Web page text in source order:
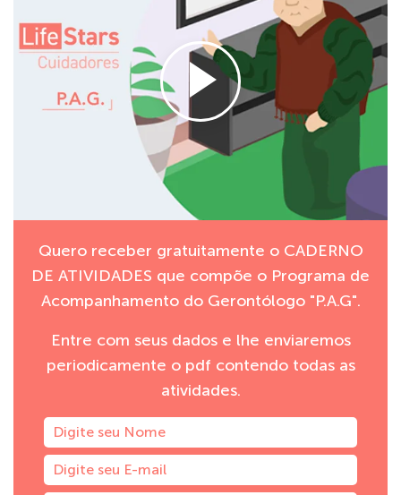
Quero receber gratuitamente o CADERNO
DE ATIVIDADES que compõe o Programa de
Acompanhamento do Gerontólogo "P.A.G".
Entre com seus dados e lhe enviaremos
periodicamente o pdf contendo todas as
atividades.